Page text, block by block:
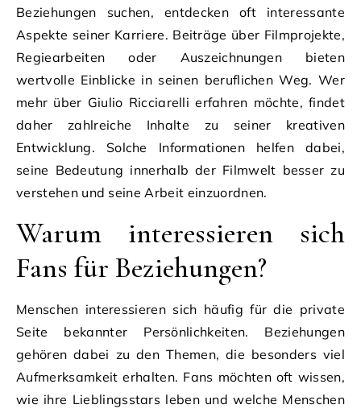
Beziehungen suchen, entdecken oft interessante
Aspekte seiner Karriere. Beiträge über Filmprojekte,
Regiearbeiten oder Auszeichnungen bieten
wertvolle Einblicke in seinen beruflichen Weg. Wer
mehr über Giulio Ricciarelli erfahren möchte, findet
daher zahlreiche Inhalte zu seiner kreativen
Entwicklung. Solche Informationen helfen dabei,
seine Bedeutung innerhalb der Filmwelt besser zu
verstehen und seine Arbeit einzuordnen.
Warum interessieren sich
Fans für Beziehungen?
Menschen interessieren sich häufig für die private
Seite bekannter Persönlichkeiten. Beziehungen
gehören dabei zu den Themen, die besonders viel
Aufmerksamkeit erhalten. Fans möchten oft wissen,
wie ihre Lieblingsstars leben und welche Menschen